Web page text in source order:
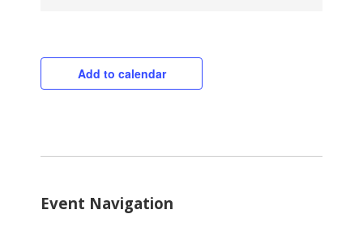
Add to calendar
Event Navigation